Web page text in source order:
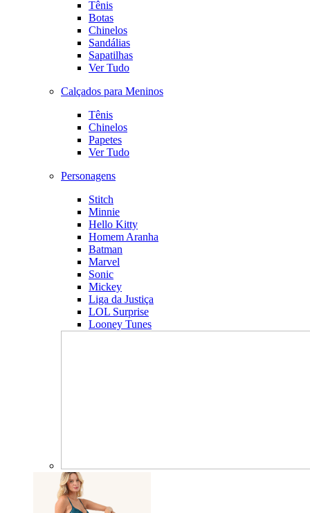
Tênis
Botas
Chinelos
Sandálias
Sapatilhas
Ver Tudo
Calçados para Meninos
Tênis
Chinelos
Papetes
Ver Tudo
Personagens
Stitch
Minnie
Hello Kitty
Homem Aranha
Batman
Marvel
Sonic
Mickey
Liga da Justiça
LOL Surprise
Looney Tunes